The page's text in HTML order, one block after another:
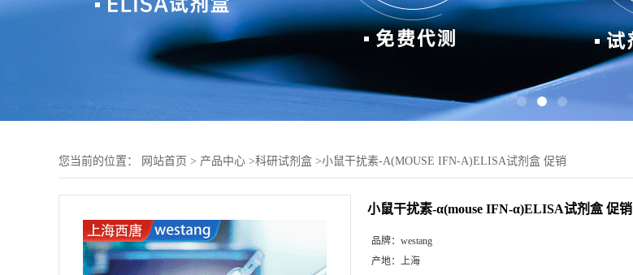
您当前的位置： 网站首页 > 产品中心 >科研试剂盒 >小鼠干扰素-Α(MOUSE IFN-Α)ELISA试剂盒 促销
小鼠干扰素-α(mouse IFN-α)ELISA试剂盒 促销
品牌： westang
产地： 上海